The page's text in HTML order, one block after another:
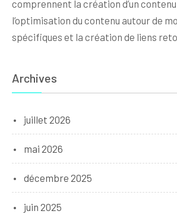
comprennent la création d’un
l’optimisation du contenu autour de
spécifiques et la création de liens
Archives
juillet 2026
mai 2026
décembre 2025
juin 2025